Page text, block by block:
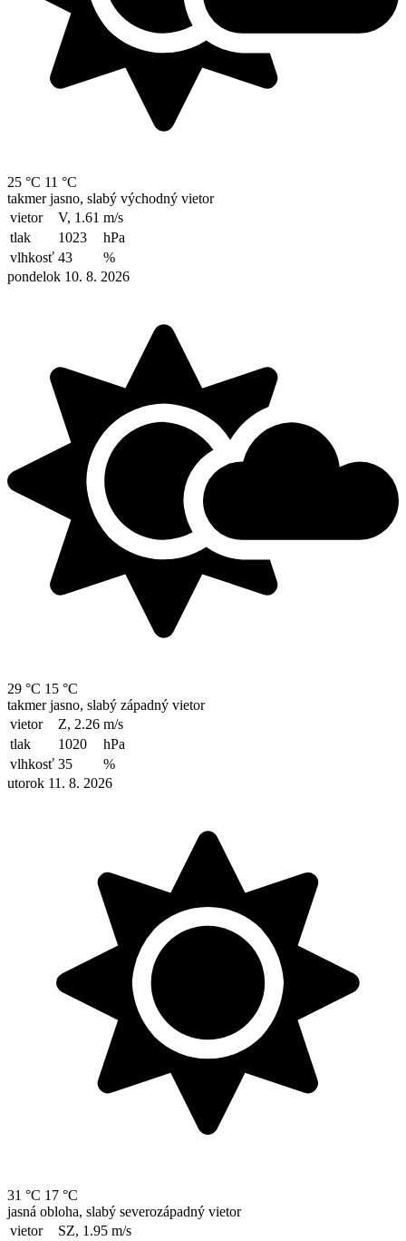
25 °C 11 °C
takmer jasno, slabý východný vietor
vietor
V, 1.61 m/s
tlak
1023
hPa
vlhkosť 43
%
pondelok 10. 8. 2026
29 °C 15 °C
takmer jasno, slabý západný vietor
vietor
Z, 2.26 m/s
tlak
1020
hPa
vlhkosť 35
%
utorok 11. 8. 2026
31 °C 17 °C
jasná obloha, slabý severozápadný vietor
vietor
SZ, 1.95 m/s